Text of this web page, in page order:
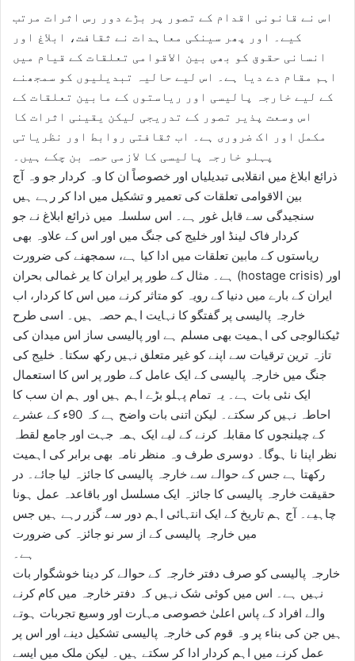
اس نے قانونی اقدام کے تصور پر بڑے دور رس اثرات مرتب
کیے۔ اور پھر سینکی معاہدات نے ثقافت، ابلاغ اور
انسانی حقوق کو بھی بین الاقوامی تعلقات کے قیام میں
اہم مقام دے دیا ہے۔ اس لیے حالیہ تبدیلیوں کو سمجھنے
کے لیے خارجہ پالیسی اور ریاستوں کے مابین تعلقات کے
اس وسعت پذیر تصور کے تدریجی لیکن یقینی اثرات کا
مکمل اور اک ضروری ہے۔ اب ثقافتی روابط اور نظریاتی
پہلو خارجہ پالیسی کا لازمی حصہ بن چکے ہیں۔
ذرائع ابلاغ میں انقلابی تبدیلیاں اور خصوصاً ان کا وہ کردار جو وہ آج
بین الاقوامی تعلقات کی تعمیر و تشکیل میں ادا کر رہے ہیں
سنجیدگی سے قابل غور ہے۔ اس سلسلہ میں ذرائع ابلاغ نے جو
کردار فاک لینڈ اور خلیج کی جنگ میں اور اس کے علاوہ بھی
ریاستوں کے مابین تعلقات میں ادا کیا ہے، سمجھنے کی ضرورت
ہے۔ مثال کے طور پر ایران کا یر غمالی بحران (hostage crisis) اور
ایران کے بارے میں دنیا کے رویہ کو متاثر کرنے میں اس کا کردار، اب
خارجہ پالیسی پر گفتگو کا نہایت اہم حصہ ہیں۔ اسی طرح
ٹیکنالوجی کی اہمیت بھی مسلم ہے اور پالیسی ساز اس میدان کی
تازہ ترین ترقیات سے اپنے کو غیر متعلق نہیں رکھ سکتا۔ خلیج کی
جنگ میں خارجہ پالیسی کے ایک عامل کے طور پر اس کا استعمال
ایک نئی بات ہے۔ یہ تمام پہلو بڑے اہم ہیں اور ہم ان سب کا
احاطہ نہیں کر سکتے۔ لیکن اتنی بات واضح ہے کہ 90ء کے عشرے
کے چیلنجوں کا مقابلہ کرنے کے لیے ایک ہمہ جہت اور جامع لقطہ
نظر اپنا نا ہوگا۔ دوسری طرف وہ منظر نامہ بھی برابر کی اہمیت
رکھتا ہے جس کے حوالے سے خارجہ پالیسی کا جائزہ لیا جائے۔ در
حقیقت خارجہ پالیسی کا جائزہ ایک مسلسل اور باقاعدہ عمل ہونا
چاہیے۔ آج ہم تاریخ کے ایک انتہائی اہم دور سے گزر رہے ہیں جس
میں خارجہ پالیسی کے از سر نو جائزہ کی ضرورت
ہے۔
خارجہ پالیسی کو صرف دفتر خارجہ کے حوالے کر دینا خوشگوار بات
نہیں ہے۔ اس میں کوئی شک نہیں کہ دفتر خارجہ میں کام کرنے
والے افراد کے پاس اعلیٰ خصوصی مہارت اور وسیع تجربات ہوتے
ہیں جن کی بناء پر وہ قوم کی خارجہ پالیسی تشکیل دینے اور اس پر
عمل کرنے میں اہم کردار ادا کر سکتے ہیں۔ لیکن ملک میں ایسے